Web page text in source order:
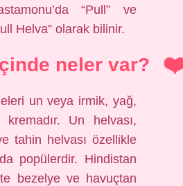
“Pull” ve
Helva” olarak bilinir.
neler var?
un veya irmik, yağ,
Un helvası,
tahin helvası özellikle
popülerdir. Hindistan
bezelye ve havuçtan